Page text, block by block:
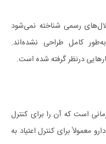
رسمی شناخته نمی‌شود
کامل طراحی نشده‌اند.
درنظر گرفته شده است.
است که آن را برای کنترل
معمولاً برای کنترل اعتیاد به